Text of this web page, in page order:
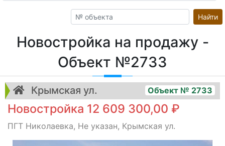
Найти
Новостройка на продажу -
Объект №2733
Крымская ул. Объект № 2733
Новостройка 12 609 300,00 ₽
ПГТ Николаевка, Не указан, Крымская ул.